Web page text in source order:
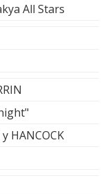
All Stars
HANCOCK